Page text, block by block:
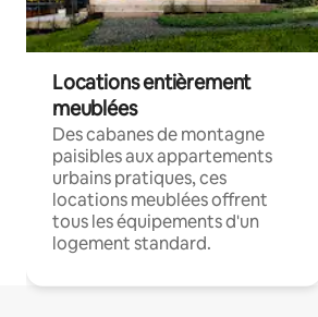
Locations entièrement
meublées
Des cabanes de montagne
paisibles aux appartements
urbains pratiques, ces
locations meublées offrent
tous les équipements d'un
logement standard.